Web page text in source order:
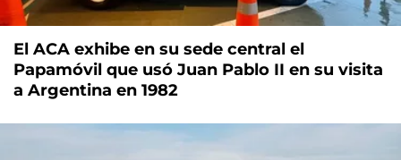
El ACA exhibe en su sede central el
Papamóvil que usó Juan Pablo II en su visita
a Argentina en 1982